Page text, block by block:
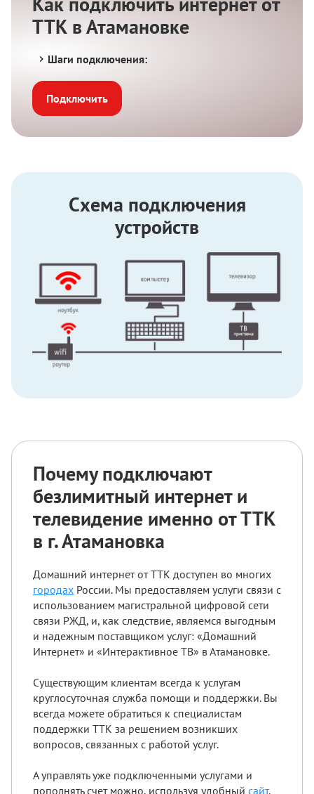
ТТК в Атамановке
Шаги подключения:
Подключить
Схема подключения
устройств
Почему подключают
безлимитный интернет и
телевидение именно от ТТК
в г. Атамановка
Домашний интернет от ТТК доступен во многих
городах России. Мы предоставляем услуги связи с
использованием магистральной цифровой сети
связи РЖД, и, как следствие, являемся выгодным
и надежным поставщиком услуг: «Домашний
Интернет» и «Интерактивное ТВ» в Атамановке.
Существующим клиентам всегда к услугам
круглосуточная служба помощи и поддержки. Вы
всегда можете обратиться к специалистам
поддержки ТТК за решением возникших
вопросов, связанных с работой услуг.
А управлять уже подключенными услугами и
пополнять счет можно, используя удобный сайт.